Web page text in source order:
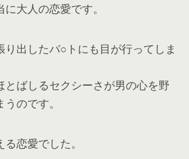
大人の恋愛です。
り出したバ○トにも目が行ってしま
とばしるセクシーさが男の心を野
のです。
恋愛でした。